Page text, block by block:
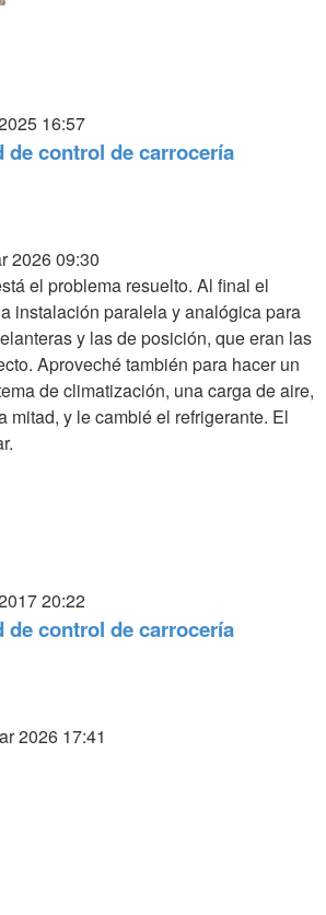
16:57
de control de carrocería
2026 09:30
el problema resuelto. Al final el
instalación paralela y analógica para
y las de posición, que eran las
Aproveché también para hacer un
de climatización, una carga de aire,
mitad, y le cambié el refrigerante. El
20:22
de control de carrocería
2026 17:41